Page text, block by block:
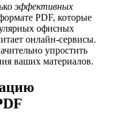
эффективных
PDF, которые
офисных
онлайн-сервисы.
упростить
ваших материалов.